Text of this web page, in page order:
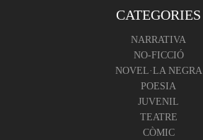
CATEGORIES
NARRATIVA
NO-FICCIÓ
NOVEL·LA NEGRA
POESIA
JUVENIL
TEATRE
CÒMIC